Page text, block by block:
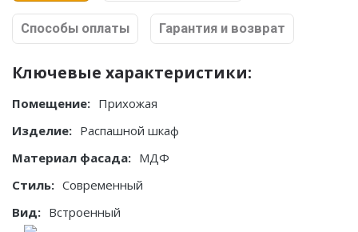
Способы оплаты Гарантия и возврат
Ключевые характеристики:
Помещение: Прихожая
Изделие: Распашной шкаф
Материал фасада: МДФ
Стиль: Современный
Вид: Встроенный